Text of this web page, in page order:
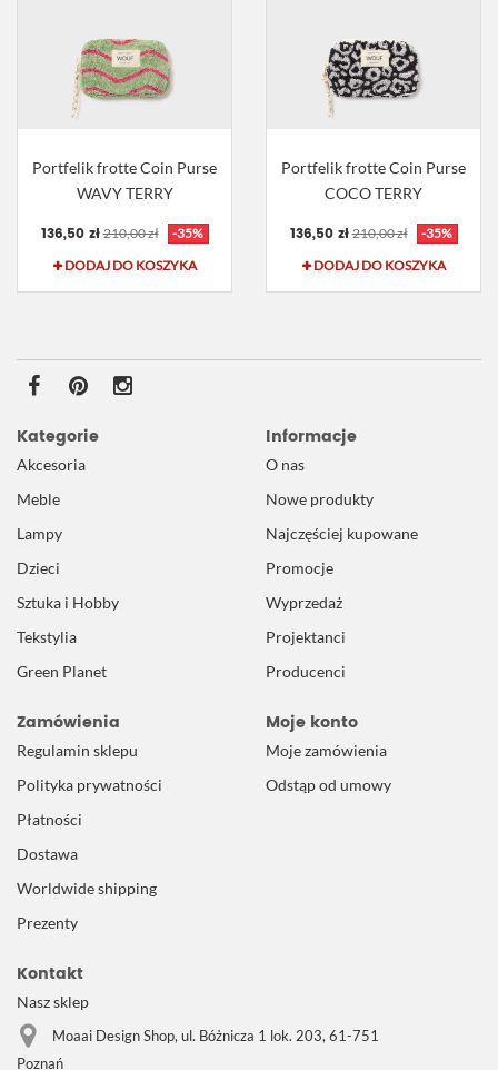
Portfelik frotte Coin Purse
WAVY TERRY
136,50 zł 210,00 zł
-35%
DODAJ DO KOSZYKA
Portfelik frotte Coin Purse
COCO TERRY
136,50 zł 210,00 zł
-35%
DODAJ DO KOSZYKA
Kategorie
Akcesoria
Meble
Lampy
Dzieci
Sztuka i Hobby
Tekstylia
Green Planet
Informacje
O nas
Nowe produkty
Najczęściej kupowane
Promocje
Wyprzedaż
Projektanci
Producenci
Zamówienia
Regulamin sklepu
Polityka prywatności
Płatności
Dostawa
Worldwide shipping
Prezenty
Moje konto
Moje zamówienia
Odstąp od umowy
Kontakt
Nasz sklep
Moaai Design Shop, ul. Bóżnicza 1 lok. 203, 61-751
Poznań